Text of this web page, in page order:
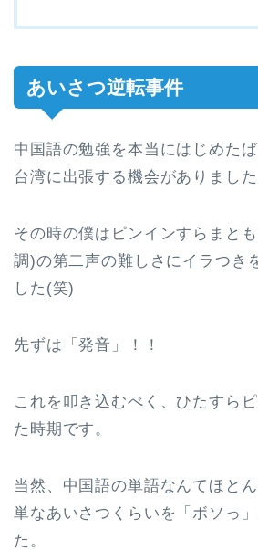
あいさつ逆転事件
中国語の勉強を本当にはじめた
台湾に出張する機会がありました
その時の僕はピンインすらまと
調)の第二声の難しさにイラつき
した(笑)
先ずは「発音」！！
これを叩き込むべく、ひたすら
た時期です。
当然、中国語の単語なんてほと
単なあいさつくらいを「ボソっ
た。